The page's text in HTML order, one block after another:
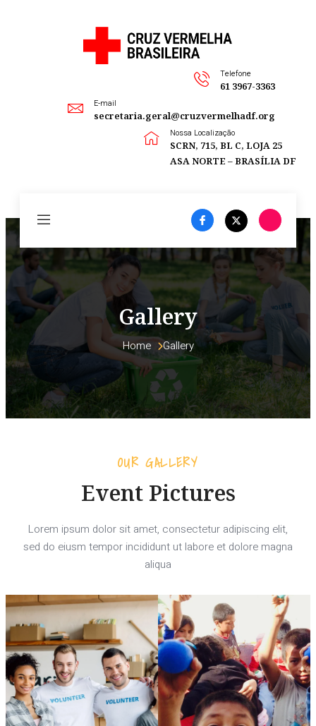
Telefone
61 3967-3363
E-mail
secretaria.geral@cruzvermelhadf.org
Nossa Localização
SCRN, 715, BL C, LOJA 25
ASA NORTE – BRASÍLIA DF
Gallery
Home Gallery
OUR GALLERY
Event Pictures
Lorem ipsum dolor sit amet, consectetur adipiscing elit,
sed do eiusm tempor incididunt ut labore et dolore magna
aliqua